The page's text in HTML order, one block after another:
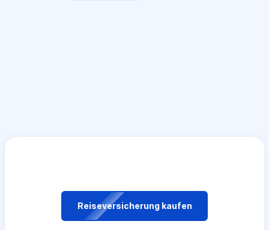
Reiseversicherung kaufen